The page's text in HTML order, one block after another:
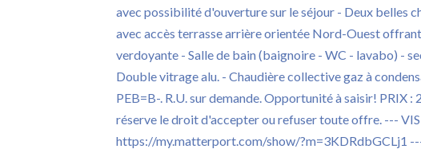
avec possibilité d'ouverture sur le séjour - Deux belles
avec accès terrasse arrière orientée Nord-Ouest
verdoyante - Salle de bain (baignoire - WC - lavabo) -
Double vitrage alu. - Chaudière collective gaz à
PEB=B-. R.U. sur demande. Opportunité à saisir! PRIX
réserve le droit d'accepter ou refuser toute offre. ---
https://my.matterport.com/show/?m=3KDRdbGCLj1